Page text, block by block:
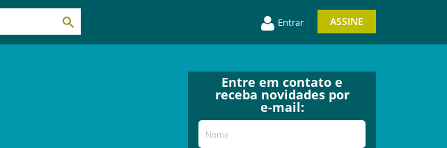
Entrar ASSINE
Entre em contato e
receba novidades por
e-mail: